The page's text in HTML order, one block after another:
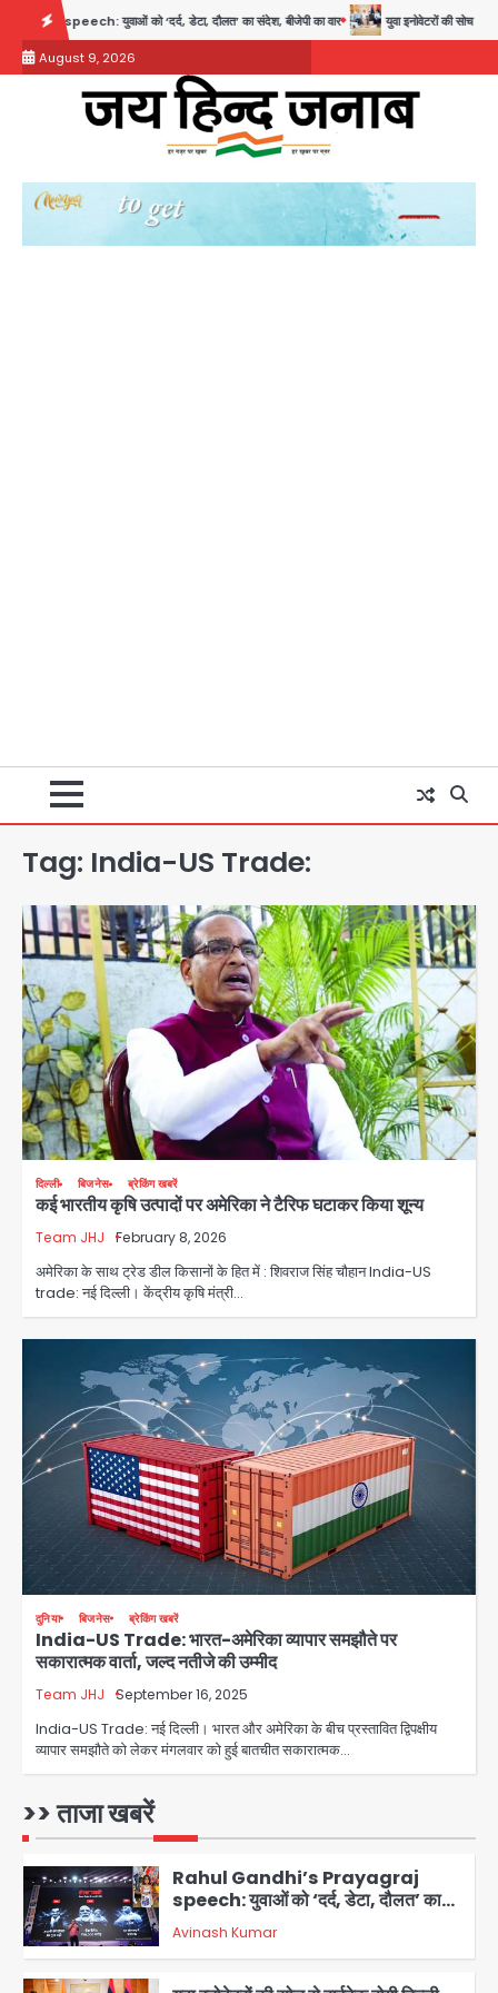
content
युवाओं को ‘दर्द, डेटा, दौलत’ का संदेश, बीजेपी का वार युवा इनोवेटरों की सोच से हाईटेक होगी
August 9, 2026
Tag: India-US Trade:
दिल्ली बिजनेस ब्रेकिंग खबरें
कई भारतीय कृषि उत्पादों पर अमेरिका ने टैरिफ घटाकर किया शून्य
Team JHJ February 8, 2026
अमेरिका के साथ ट्रेड डील किसानों के हित में : शिवराज सिंह चौहान India-US
trade: नई दिल्ली। केंद्रीय कृषि मंत्री…
दुनिया बिजनेस ब्रेकिंग खबरें
India-US Trade: भारत-अमेरिका व्यापार समझौते पर
सकारात्मक वार्ता, जल्द नतीजे की उम्मीद
Team JHJ September 16, 2025
India-US Trade: नई दिल्ली। भारत और अमेरिका के बीच प्रस्तावित द्विपक्षीय
व्यापार समझौते को लेकर मंगलवार को हुई बातचीत सकारात्मक…
>> ताजा खबरें
Rahul Gandhi’s Prayagraj
speech: युवाओं को ‘दर्द, डेटा, दौलत’ का
संदेश, बीजेपी का वार
Avinash Kumar
3
युवा इनोवेटरों की सोच से हाईटेक होगी दिल्ली
पुलिस
Team JHJ
4
सुदर्शन शक्ति-वी अभ्यास में मॉक आॅपरेशन
Team JHJ
एयरपोर्ट का फर्जी कर्मचारी बनकर 3 लाख
उड़ाए, अब पहुंचा सलाखों के पीछे
Team JHJ
1
Noida Sector-49: सेक्टर-49 में 18
साल की मेड ने की खुदकुशी, शरीर पर नहीं मिली
2
Rahul Gandhi’s Prayagraj
speech: युवाओं को ‘दर्द, डेटा, दौलत’ का
संदेश, बीजेपी का वार
Avinash Kumar